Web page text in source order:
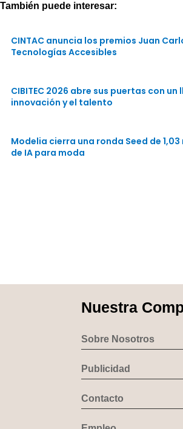
También puede interesar:
CINTAC anuncia los premios Juan
Tecnologías Accesibles
CIBITEC 2026 abre sus puertas con
innovación y el talento
Modelia cierra una ronda Seed de
de IA para moda
Nuestra
Sobre Nosotros
Publicidad
Contacto